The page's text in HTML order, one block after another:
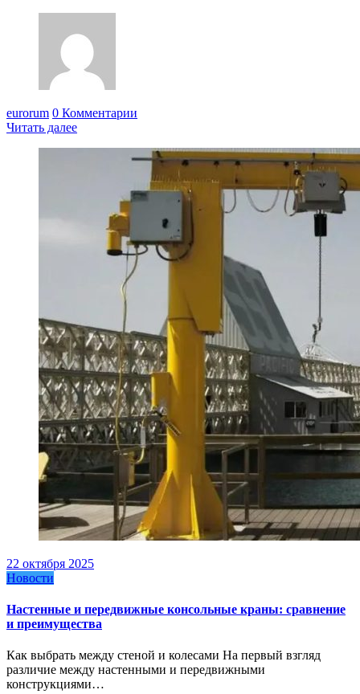
eurorum 0 Комментарии
Читать далее
22 октября 2025
Новости
Настенные и передвижные консольные краны: сравнение
и преимущества
Как выбрать между стеной и колесами На первый взгляд
различие между настенными и передвижными
конструкциями…